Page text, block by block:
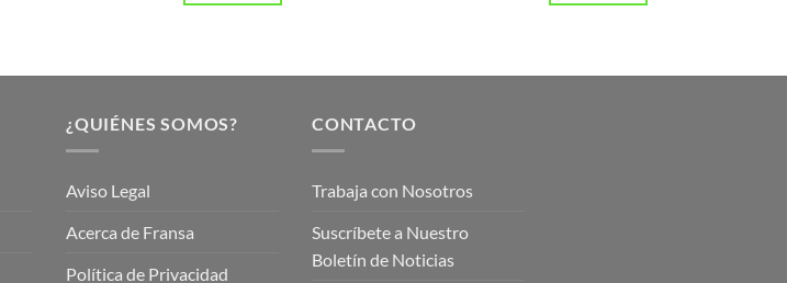
¿QUIÉNES SOMOS?
Aviso Legal
Acerca de Fransa
Política de Privacidad
CONTACTO
Trabaja con Nosotros
Suscríbete a Nuestro
Boletín de Noticias